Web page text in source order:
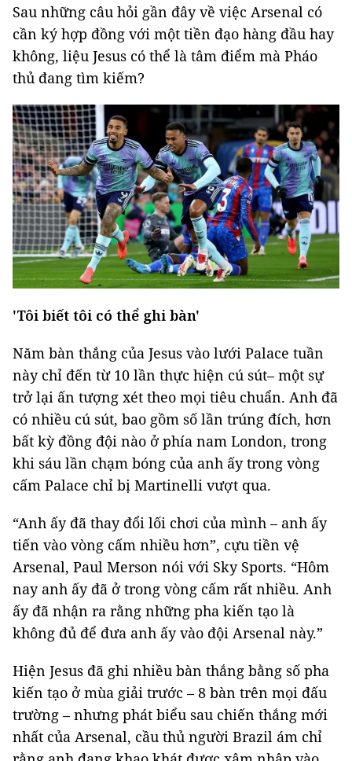
Sau những câu hỏi gần đây về việc Arsenal có
cần ký hợp đồng với một tiền đạo hàng đầu hay
không, liệu Jesus có thể là tâm điểm mà Pháo
thủ đang tìm kiếm?
'Tôi biết tôi có thể ghi bàn'
Năm bàn thắng của Jesus vào lưới Palace tuần
này chỉ đến từ 10 lần thực hiện cú sút– một sự
trở lại ấn tượng xét theo mọi tiêu chuẩn. Anh đã
có nhiều cú sút, bao gồm số lần trúng đích, hơn
bất kỳ đồng đội nào ở phía nam London, trong
khi sáu lần chạm bóng của anh ấy trong vòng
cấm Palace chỉ bị Martinelli vượt qua.
“Anh ấy đã thay đổi lối chơi của mình – anh ấy
tiến vào vòng cấm nhiều hơn”, cựu tiền vệ
Arsenal, Paul Merson nói với Sky Sports. “Hôm
nay anh ấy đã ở trong vòng cấm rất nhiều. Anh
ấy đã nhận ra rằng những pha kiến ​​tạo là
không đủ để đưa anh ấy vào đội Arsenal này.”
Hiện Jesus đã ghi nhiều bàn thắng bằng số pha
kiến ​​tạo ở mùa giải trước – 8 bàn trên mọi đấu
trường – nhưng phát biểu sau chiến thắng mới
nhất của Arsenal, cầu thủ người Brazil ám chỉ